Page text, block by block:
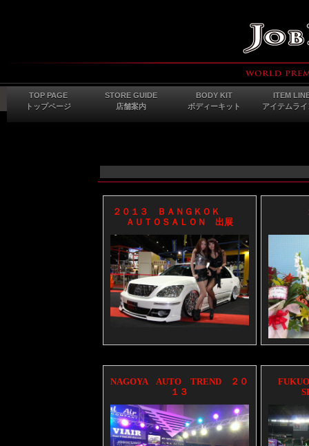
TOP PAGE
トップページ
STORE GUIDE
店舗案内
BODY KIT
ボディーキット
ITEM
アイテムラ
２０１３ ＢＡＮＧＫＯＫ
ＡＵＴＯＳＡＬＯＮ 出展
NAGOYA AUTO TREND ２０
１３